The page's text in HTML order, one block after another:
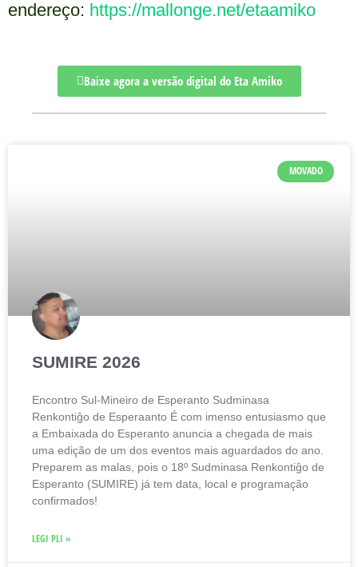
endereço: https://mallonge.net/etaamiko
Baixe agora a versão digital do Eta Amiko
MOVADO
SUMIRE 2026
Encontro Sul-Mineiro de Esperanto Sudminasa
Renkontiĝo de Esperaanto É com imenso entusiasmo que
a Embaixada do Esperanto anuncia a chegada de mais
uma edição de um dos eventos mais aguardados do ano.
Preparem as malas, pois o 18º Sudminasa Renkontiĝo de
Esperanto (SUMIRE) já tem data, local e programação
confirmados!
LEGI PLI »